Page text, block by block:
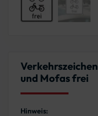
und Mofas frei
Hinweis: